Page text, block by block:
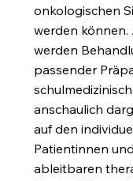
onkologischen
werden
werden
passender
anschaulich
auf den
Patientinnen
ableitbaren